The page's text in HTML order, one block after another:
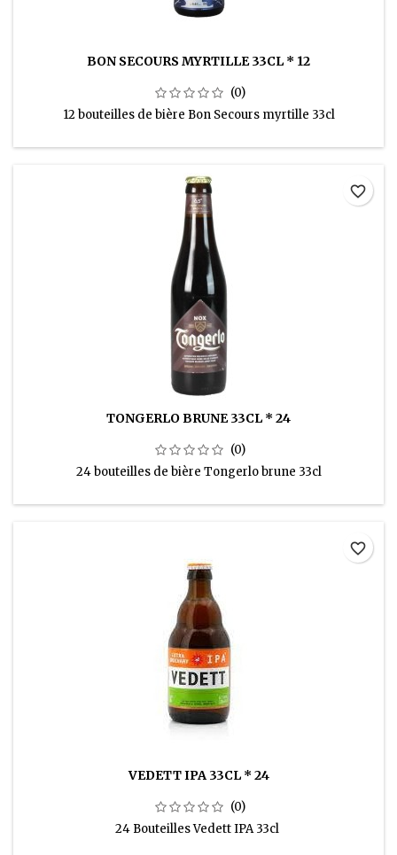
BON SECOURS MYRTILLE 33CL * 12
(0)
12 bouteilles de bière Bon Secours myrtille 33cl
TONGERLO BRUNE 33CL * 24
(0)
24 bouteilles de bière Tongerlo brune 33cl
favorite_border
VEDETT IPA 33CL * 24
(0)
24 Bouteilles Vedett IPA 33cl
favorite_border